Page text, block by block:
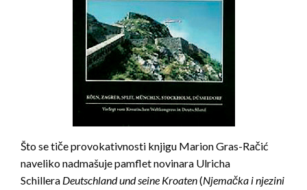
Što se tiče provokativnosti knjigu Marion Gras-Račić
naveliko nadmašuje pamflet novinara Ulricha
Schillera Deutschland und seine Kroaten(Njemačka i njezini